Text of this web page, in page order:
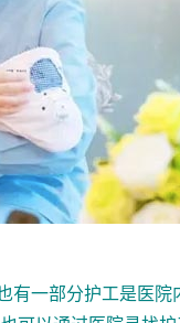
部分护工是医院